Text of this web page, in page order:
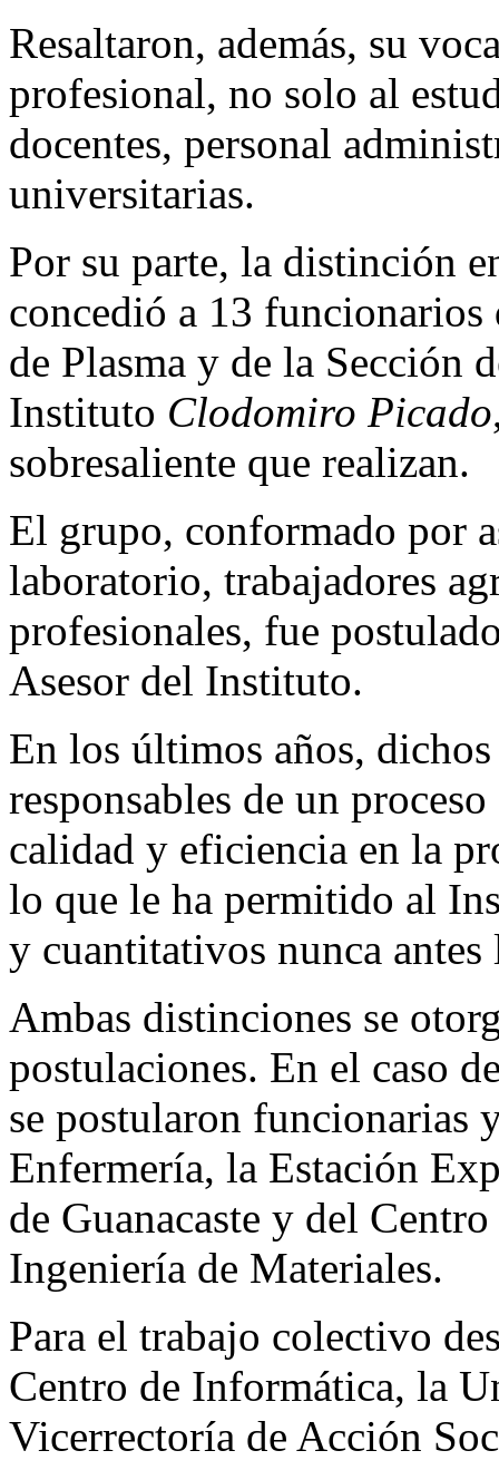
Resaltaron, además, su
profesional, no solo al
docentes, personal
universitarias.
Por su parte, la distinción
concedió a 13 funcionarios
de Plasma y de la Sección
Instituto Clodomiro Picado
sobresaliente que realizan.
El grupo, conformado por
laboratorio, trabajadores
profesionales, fue
Asesor del Instituto.
En los últimos años,
responsables de un
calidad y eficiencia en la
lo que le ha permitido al
y cuantitativos nunca antes
Ambas distinciones se
postulaciones. En el caso
se postularon funcionarias
Enfermería, la Estación
de Guanacaste y del
Ingeniería de Materiales.
Para el trabajo colectivo
Centro de Informática, la
Vicerrectoría de Acción